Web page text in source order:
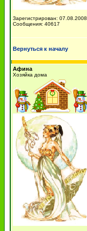
Зарегистрирован: 07.08.2008
Сообщения: 40617
Вернуться к началу
Афина
Хозяйка дома